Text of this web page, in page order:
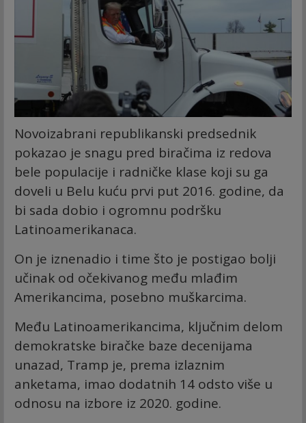
Novoizabrani republikanski predsednik
pokazao je snagu pred biračima iz redova
bele populacije i radničke klase koji su ga
doveli u Belu kuću prvi put 2016. godine, da
bi sada dobio i ogromnu podršku
Latinoamerikanaca.
On je iznenadio i time što je postigao bolji
učinak od očekivanog među mlađim
Amerikancima, posebno muškarcima.
Među Latinoamerikancima, ključnim delom
demokratske biračke baze decenijama
unazad, Tramp je, prema izlaznim
anketama, imao dodatnih 14 odsto više u
odnosu na izbore iz 2020. godine.